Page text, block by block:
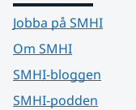
Jobba på SMHI
Om SMHI
SMHI-bloggen
SMHI-podden